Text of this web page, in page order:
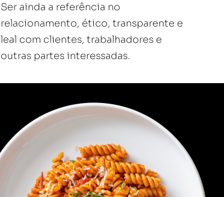
Ser ainda a referência no
relacionamento, ético, transparente e
leal com clientes, trabalhadores e
outras partes interessadas.